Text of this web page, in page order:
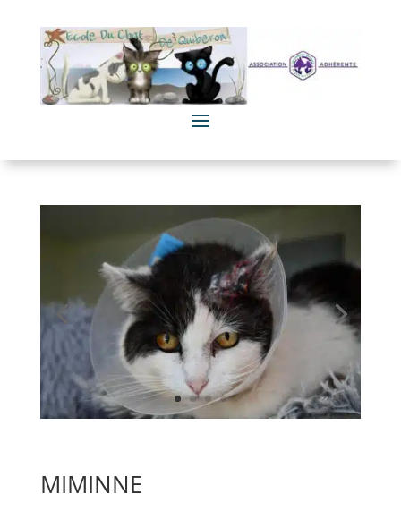
MIMINNE